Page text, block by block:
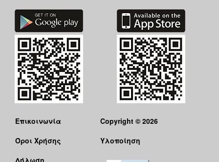
Επικοινωνία
Όροι Χρήσης
Δήλωση
Copyright © 2026
Υλοποίηση